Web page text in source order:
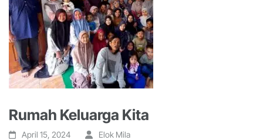
Rumah Keluarga Kita
April 15, 2024 Elok Mila